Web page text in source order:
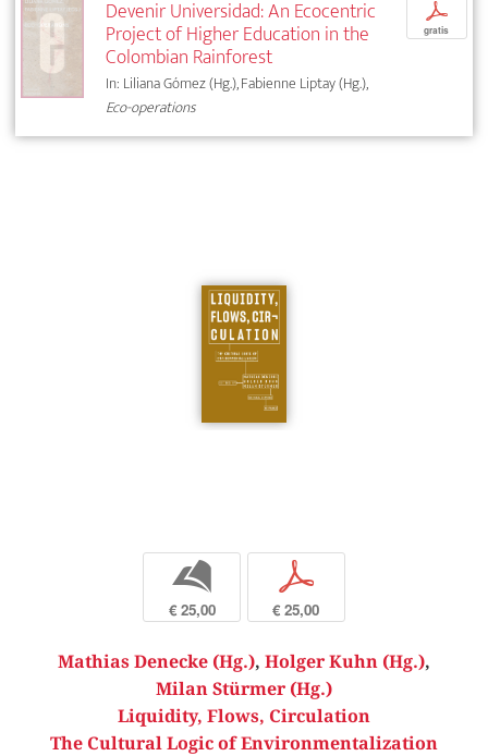
Devenir Universidad: An Ecocentric
Project of Higher Education in the
Colombian Rainforest
In: Liliana Gómez (Hg.), Fabienne Liptay (Hg.),
Eco-operations
p
gratis
b
€ 25,00
p
€ 25,00
Mathias Denecke (Hg.), Holger Kuhn (Hg.),
Milan Stürmer (Hg.)
Liquidity, Flows, Circulation
The Cultural Logic of Environmentalization